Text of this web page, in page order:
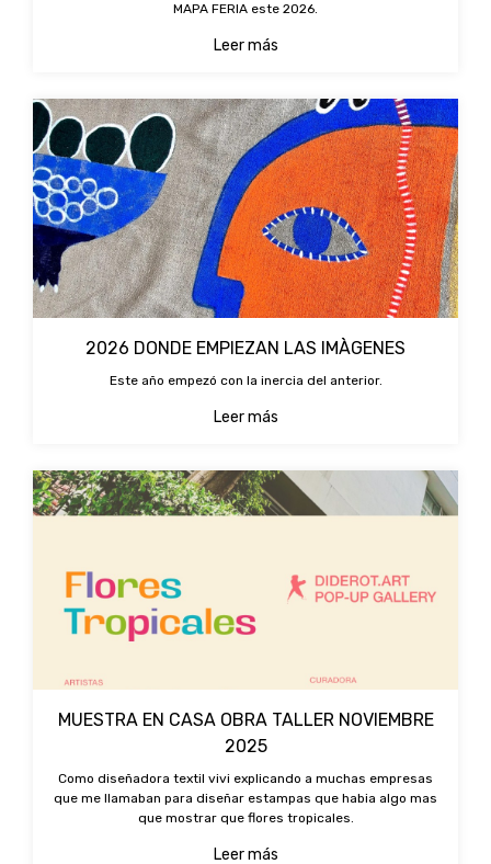
MAPA FERIA este 2026.
Leer más
2026 DONDE EMPIEZAN LAS IMÀGENES
Este año empezó con la inercia del anterior.
Leer más
MUESTRA EN CASA OBRA TALLER NOVIEMBRE
2025
Como diseñadora textil vivi explicando a muchas empresas
que me llamaban para diseñar estampas que habia algo mas
que mostrar que flores tropicales.
Leer más